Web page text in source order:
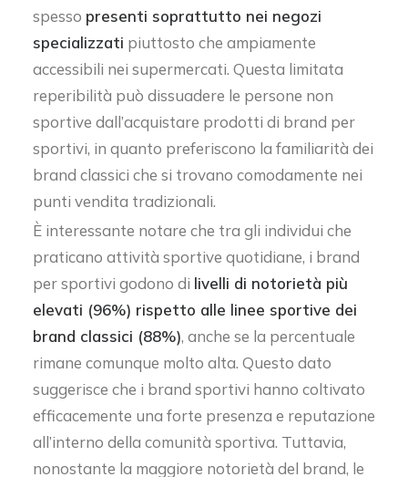
spesso presenti soprattutto nei negozi
specializzati piuttosto che ampiamente
accessibili nei supermercati. Questa limitata
reperibilità può dissuadere le persone non
sportive dall’acquistare prodotti di brand per
sportivi, in quanto preferiscono la familiarità dei
brand classici che si trovano comodamente nei
punti vendita tradizionali.
È interessante notare che tra gli individui che
praticano attività sportive quotidiane, i brand
per sportivi godono di livelli di notorietà più
elevati (96%) rispetto alle linee sportive dei
brand classici (88%), anche se la percentuale
rimane comunque molto alta. Questo dato
suggerisce che i brand sportivi hanno coltivato
efficacemente una forte presenza e reputazione
all’interno della comunità sportiva. Tuttavia,
nonostante la maggiore notorietà del brand, le